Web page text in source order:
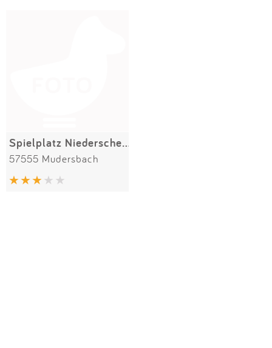
Spielplatz Niederschelderhütte
57555 Mudersbach